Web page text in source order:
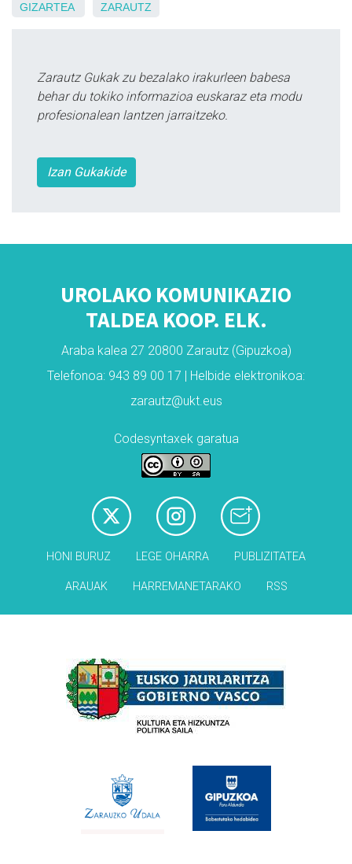
GIZARTEA ZARAUTZ
Zarautz Gukak zu bezalako irakurleen babesa
behar du tokiko informazioa euskaraz eta modu
profesionalean lantzen jarraitzeko.
Izan Gukakide
UROLAKO KOMUNIKAZIO
TALDEA KOOP. ELK.
Araba kalea 27 20800 Zarautz (Gipuzkoa)
Telefonoa: 943 89 00 17 | Helbide elektronikoa:
zarautz@ukt.eus
Codesyntaxek garatua
HONI BURUZ LEGE OHARRA PUBLIZITATEA
ARAUAK HARREMANETARAKO RSS